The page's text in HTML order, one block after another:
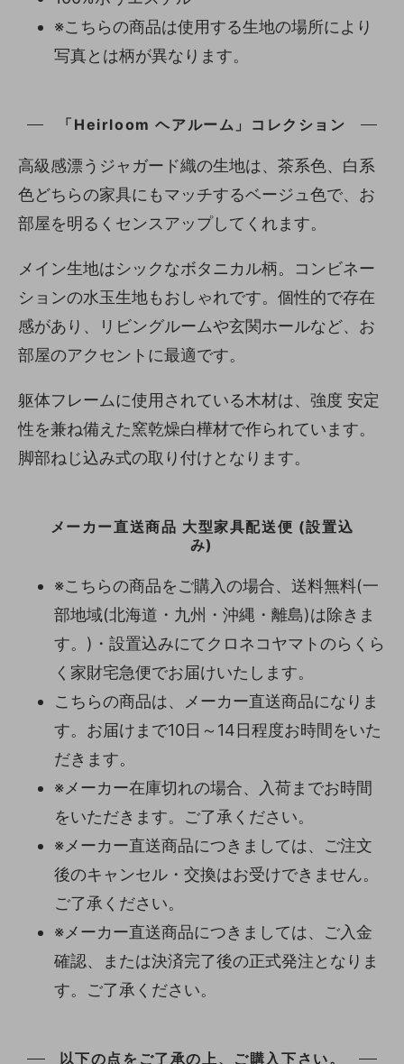
※こちらの商品は使用する生地の場所により
写真とは柄が異なります。
「Heirloom ヘアルーム」コレクション
高級感漂うジャガード織の生地は、茶系色、白系
色どちらの家具にもマッチするベージュ色で、お
部屋を明るくセンスアップしてくれます。
メイン生地はシックなボタニカル柄。コンビネー
ションの水玉生地もおしゃれです。個性的で存在
感があり、リビングルームや玄関ホールなど、お
部屋のアクセントに最適です。
躯体フレームに使用されている木材は、強度 安定
性を兼ね備えた窯乾燥白樺材で作られています。
脚部ねじ込み式の取り付けとなります。
メーカー直送商品 大型家具配送便 (設置込
み)
※こちらの商品をご購入の場合、送料無料(一
部地域(北海道・九州・沖縄・離島)は除きま
す。)・設置込みにてクロネコヤマトのらくら
く家財宅急便でお届けいたします。
こちらの商品は、メーカー直送商品になりま
す。お届けまで10日～14日程度お時間をいた
だきます。
※メーカー在庫切れの場合、入荷までお時間
をいただきます。ご了承ください。
※メーカー直送商品につきましては、ご注文
後のキャンセル・交換はお受けできません。
ご了承ください。
※メーカー直送商品につきましては、ご入金
確認、または決済完了後の正式発注となりま
す。ご了承ください。
以下の点をご了承の上、ご購入下さい。